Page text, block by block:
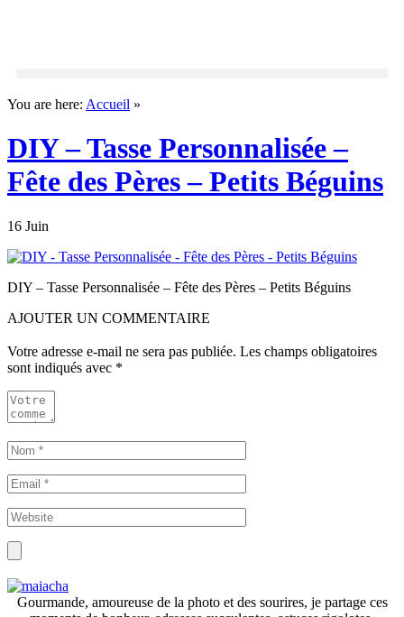
You are here: Accueil »
DIY – Tasse Personnalisée –
Fête des Pères – Petits Béguins
16 Juin
DIY – Tasse Personnalisée – Fête des Pères – Petits Béguins
AJOUTER UN COMMENTAIRE
Votre adresse e-mail ne sera pas publiée. Les champs obligatoires
sont indiqués avec *
Gourmande, amoureuse de la photo et des sourires, je partage ces